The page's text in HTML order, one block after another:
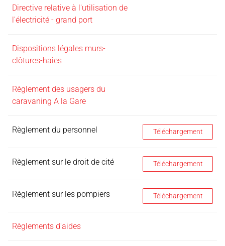
Directive relative à l'utilisation de
l'électricité - grand port
Dispositions légales murs-
clôtures-haies
Règlement des usagers du
caravaning A la Gare
Règlement du personnel Règlement du
Téléchargement
Règlement sur le droit de cité Règlement sur le droit
Téléchargement
Règlement sur les pompiers Règlement sur les
Téléchargement
Règlements d'aides